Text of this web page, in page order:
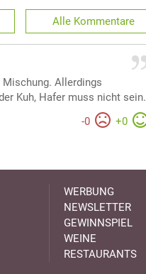
Alle Kommentare
Allerdings
Kuh, Hafer muss nicht sein.
-0 +0
WERBUNG
NEWSLETTER
GEWINNSPIEL
WEINE
RESTAURANTS